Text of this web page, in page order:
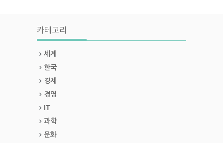
카테고리
세계
한국
경제
경영
IT
과학
문화